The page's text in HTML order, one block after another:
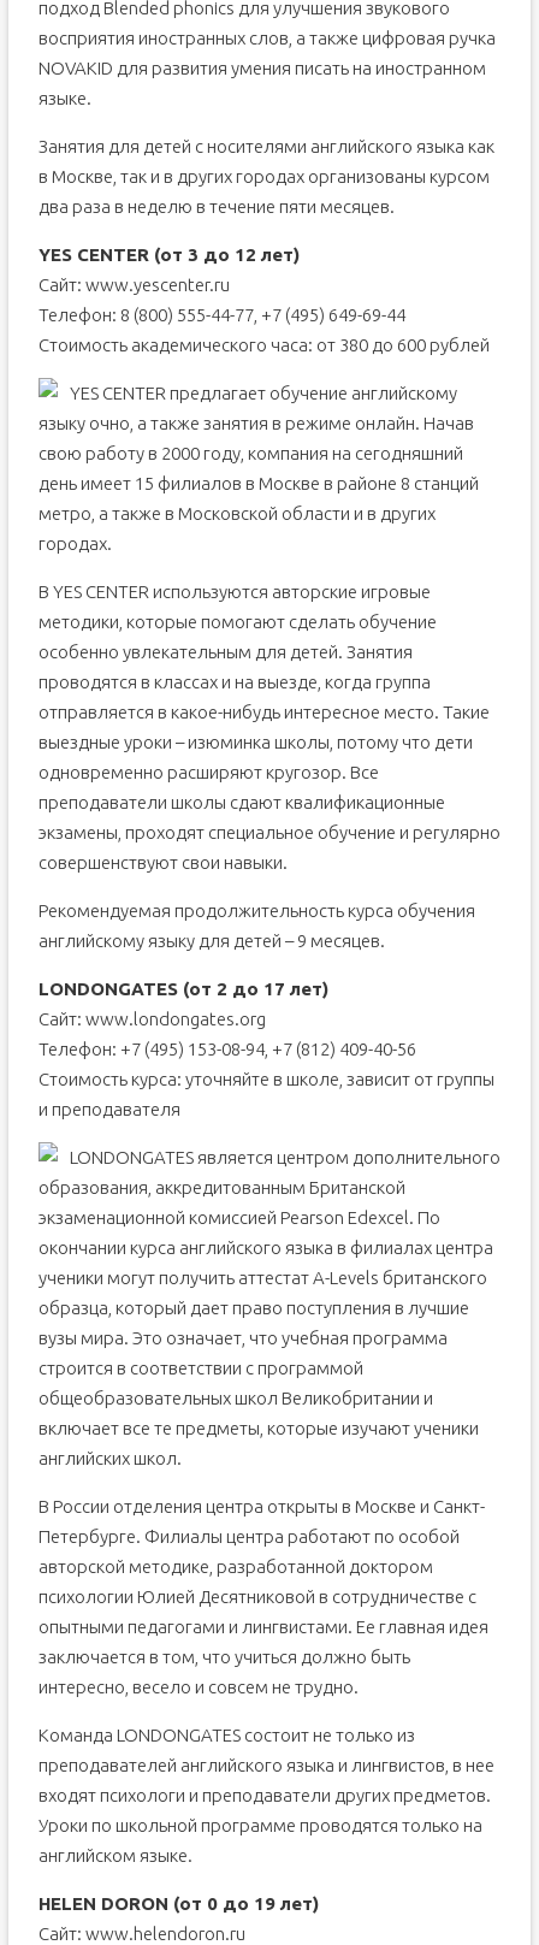
подход Blended phonics для улучшения звукового
восприятия иностранных слов, а также цифровая ручка
NOVAKID для развития умения писать на иностранном
языке.
Занятия для детей с носителями английского языка как
в Москве, так и в других городах организованы курсом
два раза в неделю в течение пяти месяцев.
YES CENTER (от 3 до 12 лет)
Сайт: www.yescenter.ru
Телефон: 8 (800) 555-44-77, +7 (495) 649-69-44
Стоимость академического часа: от 380 до 600 рублей
YES CENTER предлагает обучение английскому
языку очно, а также занятия в режиме онлайн. Начав
свою работу в 2000 году, компания на сегодняшний
день имеет 15 филиалов в Москве в районе 8 станций
метро, а также в Московской области и в других
городах.
В YES CENTER используются авторские игровые
методики, которые помогают сделать обучение
особенно увлекательным для детей. Занятия
проводятся в классах и на выезде, когда группа
отправляется в какое-нибудь интересное место. Такие
выездные уроки – изюминка школы, потому что дети
одновременно расширяют кругозор. Все
преподаватели школы сдают квалификационные
экзамены, проходят специальное обучение и регулярно
совершенствуют свои навыки.
Рекомендуемая продолжительность курса обучения
английскому языку для детей – 9 месяцев.
LONDONGATES (от 2 до 17 лет)
Сайт: www.londongates.org
Телефон: +7 (495) 153-08-94, +7 (812) 409-40-56
Стоимость курса: уточняйте в школе, зависит от группы
и преподавателя
LONDONGATES является центром дополнительного
образования, аккредитованным Британской
экзаменационной комиссией Pearson Edexcel. По
окончании курса английского языка в филиалах центра
ученики могут получить аттестат A-Levels британского
образца, который дает право поступления в лучшие
вузы мира. Это означает, что учебная программа
строится в соответствии с программой
общеобразовательных школ Великобритании и
включает все те предметы, которые изучают ученики
английских школ.
В России отделения центра открыты в Москве и Санкт-
Петербурге. Филиалы центра работают по особой
авторской методике, разработанной доктором
психологии Юлией Десятниковой в сотрудничестве с
опытными педагогами и лингвистами. Ее главная идея
заключается в том, что учиться должно быть
интересно, весело и совсем не трудно.
Команда LONDONGATES состоит не только из
преподавателей английского языка и лингвистов, в нее
входят психологи и преподаватели других предметов.
Уроки по школьной программе проводятся только на
английском языке.
HELEN DORON (от 0 до 19 лет)
Сайт: www.helendoron.ru